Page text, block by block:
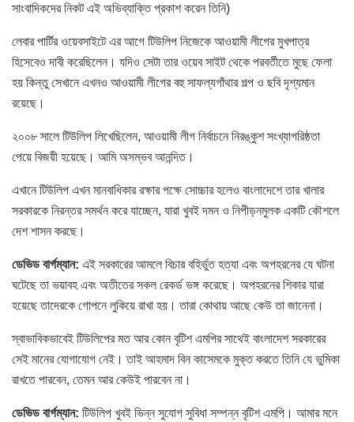
সাংবাদিকদের নিকট এই অভিব্যাক্তি প্রকাশ করেন তিনি)
লেবার পার্টির ওয়েবসাইটে এর আগে টিউলিপ নিজেকে আওয়ামী লীগের মুখপাত্র
হিসেবেও দাবী করেছিলেন। যদিও সেটা তার ওয়েব সাইট থেকে পরবর্তীতে মুছে ফেলা
হয় কিন্তু সেখানে এখনও আওয়ামী লীগের বহু সাফল্যগাঁথার গল্প ও ছবি দৃশ্যমান
রয়েছে।
২০০৮ সালে টিউলিপ লিখেছিলেন, আওয়ামী লীগ নির্বাচনে নিরঙ্কুশ সংখ্যাগরিষ্ঠতা
পেয়ে বিজয়ী হয়েছে। আমি অসম্ভব আনন্দিত।
এখানে টিউলিপ এখন মানবাধিকার রক্ষার পক্ষে সোচ্চার হলেও বাংলাদেশে তার খালার
সরকারকে নিরন্তর সমর্থন করে যাচ্ছেন, যারা খুবই দমন ও নিপীড়নমুলক একটি কৌশলে
দেশ শাসন করছে।
ডেভিড বার্গম্যান: এই সরকারের আমলে বিচার বহির্ভুত হত্যা এবং অপহরনের যে ঘটনা
ঘটেছে তা ভয়াবহ এবং অতীতের সকল রেকর্ড ভঙ্গ করেছে। অপহরনের শিকার যারা
হয়েছে তাদেরকে গোপনে লুকিয়ে রাখা হয়। তারা কোথায় আছে কেউ তা জানেনা।
স্বাভাবিকভাবেই টিউলিপের মত আর কোন বৃটিশ এমপির সাথেই বাংলাদেশ সরকারের
সেই মানের যোগাযোগ নেই। তাই আহমাদ বিন কাসেমকে মুক্ত করতে তিনি যে ভুমিকা
রাখতে পারবেন, তেমন আর কেউই পারবেন না।
ডেভিড বার্গম্যান: টিউলিপ খুবই ভিন্ন সুযোগ সুবিধা সম্পন্ন বৃটিশ এমপি। আমার মনে